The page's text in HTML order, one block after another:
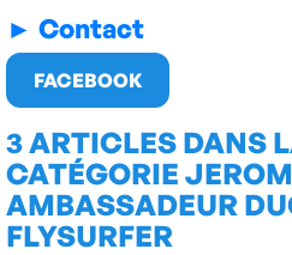
► Contact
FACEBOOK
3 ARTICLES DANS
CATÉGORIE
AMBASSADEUR
FLYSURFER